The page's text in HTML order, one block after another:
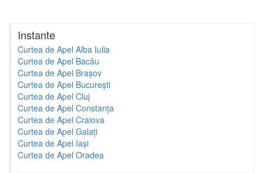
Instante
Curtea de Apel Alba Iulia
Curtea de Apel Bacău
Curtea de Apel Brașov
Curtea de Apel București
Curtea de Apel Cluj
Curtea de Apel Constanța
Curtea de Apel Craiova
Curtea de Apel Galați
Curtea de Apel Iași
Curtea de Apel Oradea